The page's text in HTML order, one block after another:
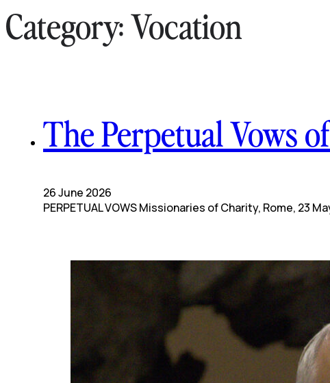
Category:Vocation
The Perpetual Vows
26 June 2026
PERPETUAL VOWS Missionaries of Charity, Rome, 23